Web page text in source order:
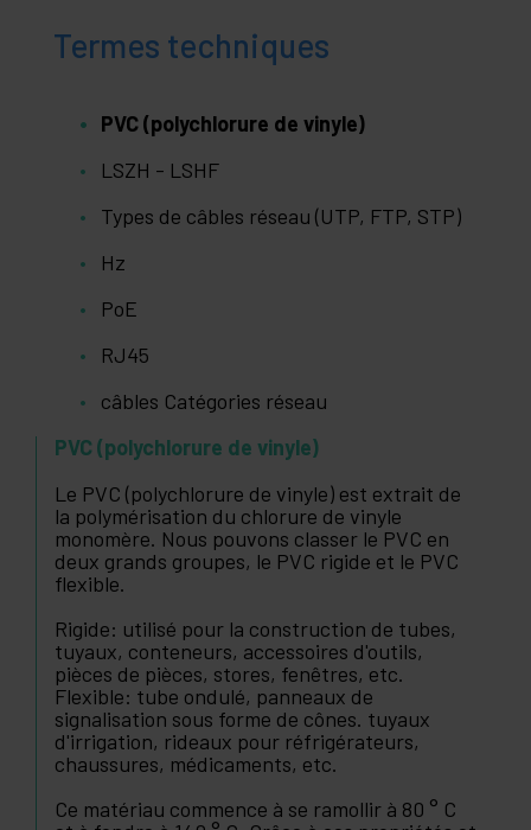
Termes techniques
PVC (polychlorure de vinyle)
LSZH - LSHF
Types de câbles réseau (UTP, FTP, STP)
Hz
PoE
RJ45
câbles Catégories réseau
PVC (polychlorure de vinyle)
Le PVC (polychlorure de vinyle) est extrait de
la polymérisation du chlorure de vinyle
monomère. Nous pouvons classer le PVC en
deux grands groupes, le PVC rigide et le PVC
flexible.
Rigide: utilisé pour la construction de tubes,
tuyaux, conteneurs, accessoires d'outils,
pièces de pièces, stores, fenêtres, etc.
Flexible: tube ondulé, panneaux de
signalisation sous forme de cônes. tuyaux
d'irrigation, rideaux pour réfrigérateurs,
chaussures, médicaments, etc.
Ce matériau commence à se ramollir à 80 ° C